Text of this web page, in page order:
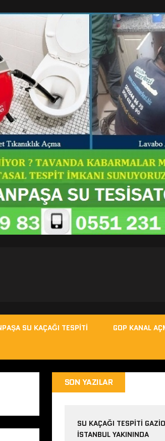
SU KAÇAĞI TESPITI GOP KANAL
SON YAZILAR
SU KAÇAĞI TESPITI
ISTANBUL YAKININDA